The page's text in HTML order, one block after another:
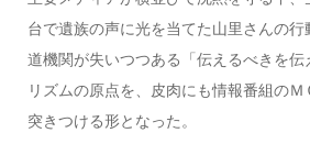
台で遺族の声に光を当てた山里さんの
道機関が失いつつある「伝えるべきを
リズムの原点を、皮肉にも情報番組のＭ
突きつける形となった。